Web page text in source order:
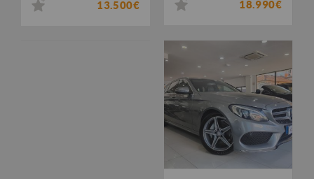
13.500€ 18.990€